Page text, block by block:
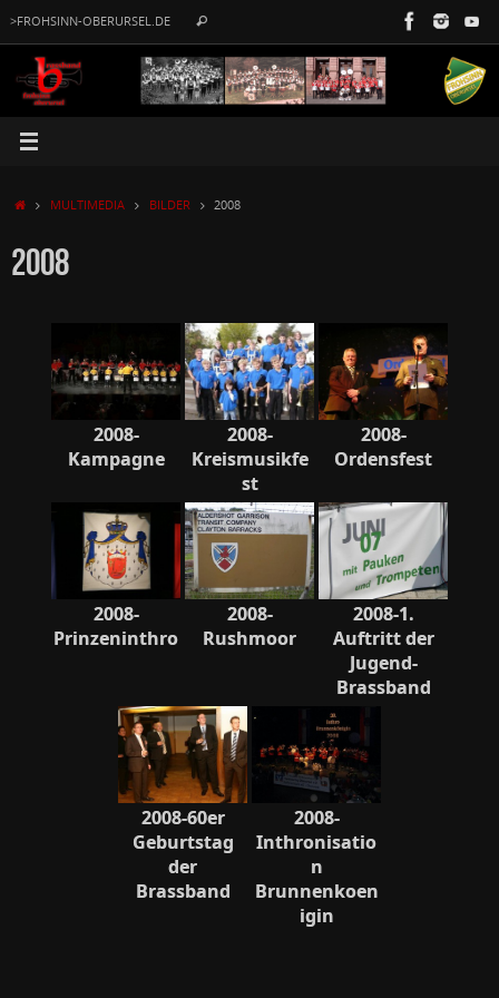
springen
>FROHSINN-OBERURSEL.DE Suchen
STARTMULTIMEDIA BILDER 2008
2008
2008-
Kampagne
2008-
Kreismusikfe
st
2008-
Ordensfest
2008-
Prinzeninthro
2008-
Rushmoor
2008-1.
Auftritt der
Jugend-
Brassband
2008-60er
Geburtstag
der
Brassband
2008-
Inthronisatio
n
Brunnenkoen
igin